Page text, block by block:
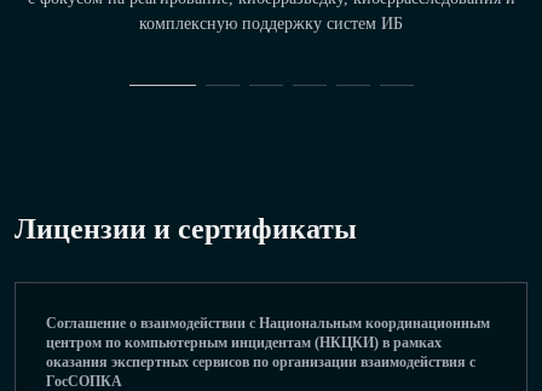
комплексную поддержку систем ИБ
Лицензии и сертификаты
Соглашение о взаимодействии с Национальным координационным
центром по компьютерным инцидентам (НКЦКИ) в рамках
оказания экспертных сервисов по организации взаимодействия с
ГосСОПКА